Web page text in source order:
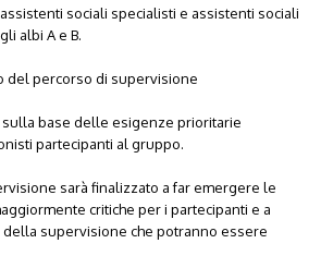
sociali specialisti e assistenti sociali
albi A e B.
del percorso di supervisione
sulla base delle esigenze prioritarie
partecipanti al gruppo.
sarà finalizzato a far emergere le
critiche per i partecipanti e a
supervisione che potranno essere